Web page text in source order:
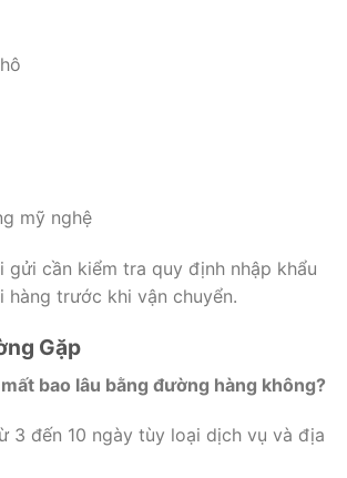
mỹ nghệ
gửi cần kiểm tra quy định nhập khẩu
trước khi vận chuyển.
Gặp
bao lâu bằng đường hàng không?
3 đến 10 ngày tùy loại dịch vụ và địa